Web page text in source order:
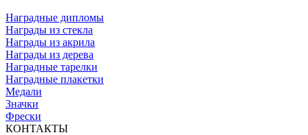
Наградные дипломы
Награды из стекла
Награды из акрила
Награды из дерева
Наградные тарелки
Наградные плакетки
Медали
Значки
Фрески
КОНТАКТЫ